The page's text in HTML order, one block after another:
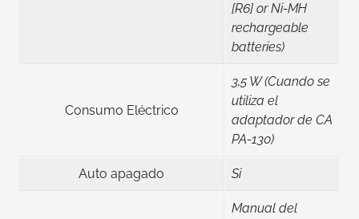
[R6] or Ni-MH
rechargeable
batteries)
Consumo Eléctrico
3,5 W (Cuando se
utiliza el
adaptador de CA
PA-130)
Auto apagado Si
Manual del